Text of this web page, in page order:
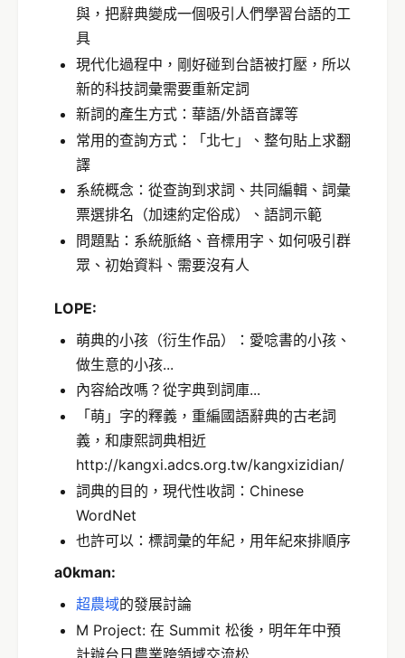
與，把辭典變成一個吸引人們學習台語的工
具
現代化過程中，剛好碰到台語被打壓，所以
新的科技詞彙需要重新定詞
新詞的產生方式：華語/外語音譯等
常用的查詢方式：「北七」、整句貼上求翻
譯
系統概念：從查詢到求詞、共同編輯、詞彙
票選排名（加速約定俗成）、語詞示範
問題點：系統脈絡、音標用字、如何吸引群
眾、初始資料、需要沒有人
LOPE:
萌典的小孩（衍生作品）：愛唸書的小孩、
做生意的小孩...
內容給改嗎？從字典到詞庫...
「萌」字的釋義，重編國語辭典的古老詞
義，和康熙詞典相近
http://kangxi.adcs.org.tw/kangxizidian/
詞典的目的，現代性收詞：Chinese
WordNet
也許可以：標詞彙的年紀，用年紀來排順序
a0kman:
超農域的發展討論
M Project: 在 Summit 松後，明年年中預
計辦台日農業跨領域交流松